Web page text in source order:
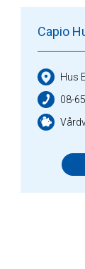
Capio
Hus
08-